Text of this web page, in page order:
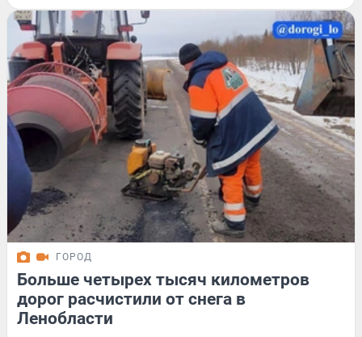
ГОРОД
Больше четырех тысяч километров
дорог расчистили от снега в
Ленобласти